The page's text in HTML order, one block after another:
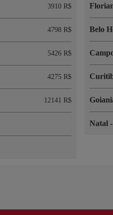
3910 R$
4798 R$
5426 R$
4275 R$
12141 R$
Belo
Natal